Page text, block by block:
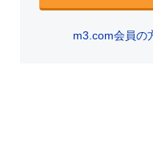
m3.com会員の